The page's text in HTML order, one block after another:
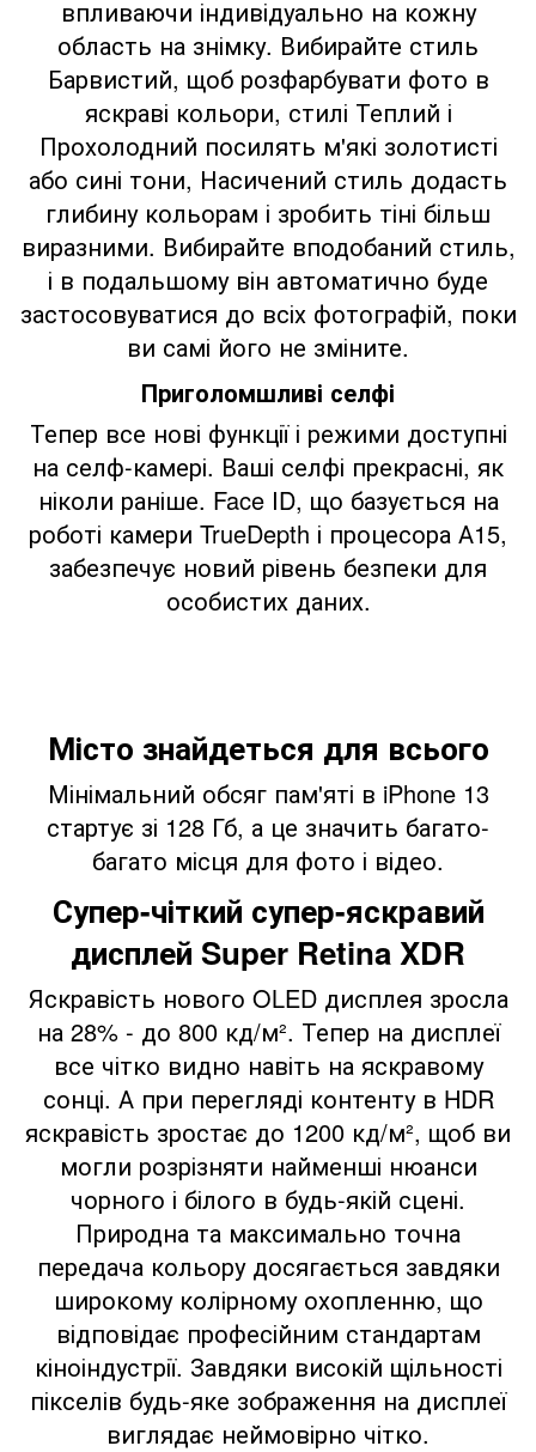
впливаючи індивідуально на кожну
область на знімку. Вибирайте стиль
Барвистий, щоб розфарбувати фото в
яскраві кольори, стилі Теплий і
Прохолодний посилять м'які золотисті
або сині тони, Насичений стиль додасть
глибину кольорам і зробить тіні більш
виразними. Вибирайте вподобаний стиль,
і в подальшому він автоматично буде
застосовуватися до всіх фотографій, поки
ви самі його не зміните.
Приголомшливі селфі
Тепер все нові функції і режими доступні
на селф-камері. Ваші селфі прекрасні, як
ніколи раніше. Face ID, що базується на
роботі камери TrueDepth і процесора А15,
забезпечує новий рівень безпеки для
особистих даних.
Місто знайдеться для всього
Мінімальний обсяг пам'яті в iPhone 13
стартує зі 128 Гб, а це значить багато-
багато місця для фото і відео.
Супер-чіткий супер-яскравий
дисплей Super Retina XDR
Яскравість нового OLED дисплея зросла
на 28% - до 800 кд/м². Тепер на дисплеї
все чітко видно навіть на яскравому
сонці. А при перегляді контенту в HDR
яскравість зростає до 1200 кд/м², щоб ви
могли розрізняти найменші нюанси
чорного і білого в будь-якій сцені.
Природна та максимально точна
передача кольору досягається завдяки
широкому колірному охопленню, що
відповідає професійним стандартам
кіноіндустрії. Завдяки високій щільності
пікселів будь-яке зображення на дисплеї
виглядає неймовірно чітко.